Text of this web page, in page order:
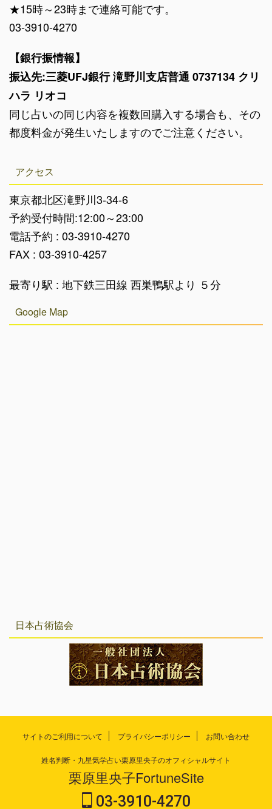
★15時～23時まで連絡可能です。
03-3910-4270
【銀行振情報】
振込先:三菱UFJ銀行 滝野川支店普通 0737134 クリ
ハラ リオコ
同じ占いの同じ内容を複数回購入する場合も、その
都度料金が発生いたしますのでご注意ください。
アクセス
東京都北区滝野川3-34-6
予約受付時間:12:00～23:00
電話予約 : 03-3910-4270
FAX : 03-3910-4257
最寄り駅 : 地下鉄三田線 西巣鴨駅より ５分
Google Map
日本占術協会
サイトのご利用について プライバシーポリシー お問い合わせ
姓名判断・九星気学占い栗原里央子のオフィシャルサイト
栗原里央子FortuneSite
03-3910-4270